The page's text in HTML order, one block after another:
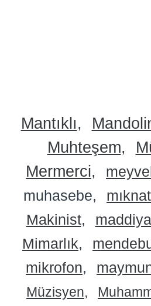
Mantıklı
Muhteşem
Mermerci
muhasebe
Makinist
Mimarlık
mikrofon
Müzisyen